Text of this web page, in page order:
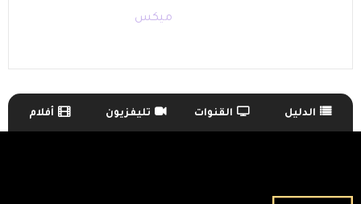
ميكس
TV Guide Menu الدليل القنوات تليفزيون أفلام